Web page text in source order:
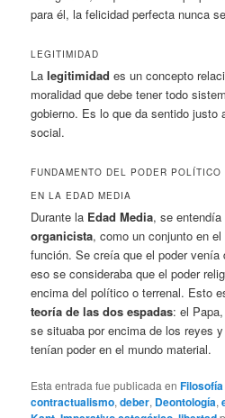
para él, la felicidad perfecta nunca
LEGITIMIDAD
Lalegitimidad es un concepto
moralidad que debe tener todo
gobierno. Es lo que da sentido justo
social.
FUNDAMENTO DEL PODER
EN LA EDAD MEDIA
Durante la Edad Media, se
organicista, como un conjunto en
función. Se creía que el poder venía
eso se consideraba que el poder
encima del político o terrenal. Esto
teoría de las dos espadas: el
se situaba por encima de los reyes
tenían poder en el mundo material.
Esta entrada fue publicada en
contractualismo,deber, Deontología,